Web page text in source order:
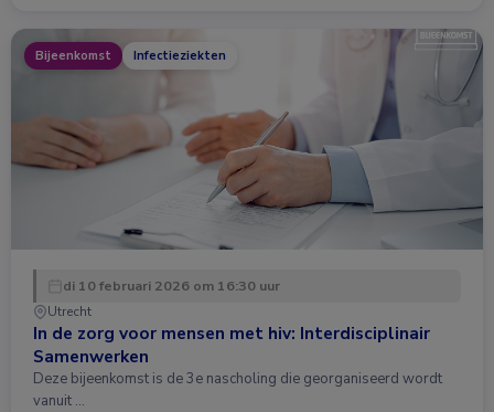
Bijeenkomst Infectieziekten
di 10 februari 2026 om 16:30 uur
Utrecht
In de zorg voor mensen met hiv: Interdisciplinair
Samenwerken
Deze bijeenkomst is de 3e nascholing die georganiseerd wordt
vanuit …